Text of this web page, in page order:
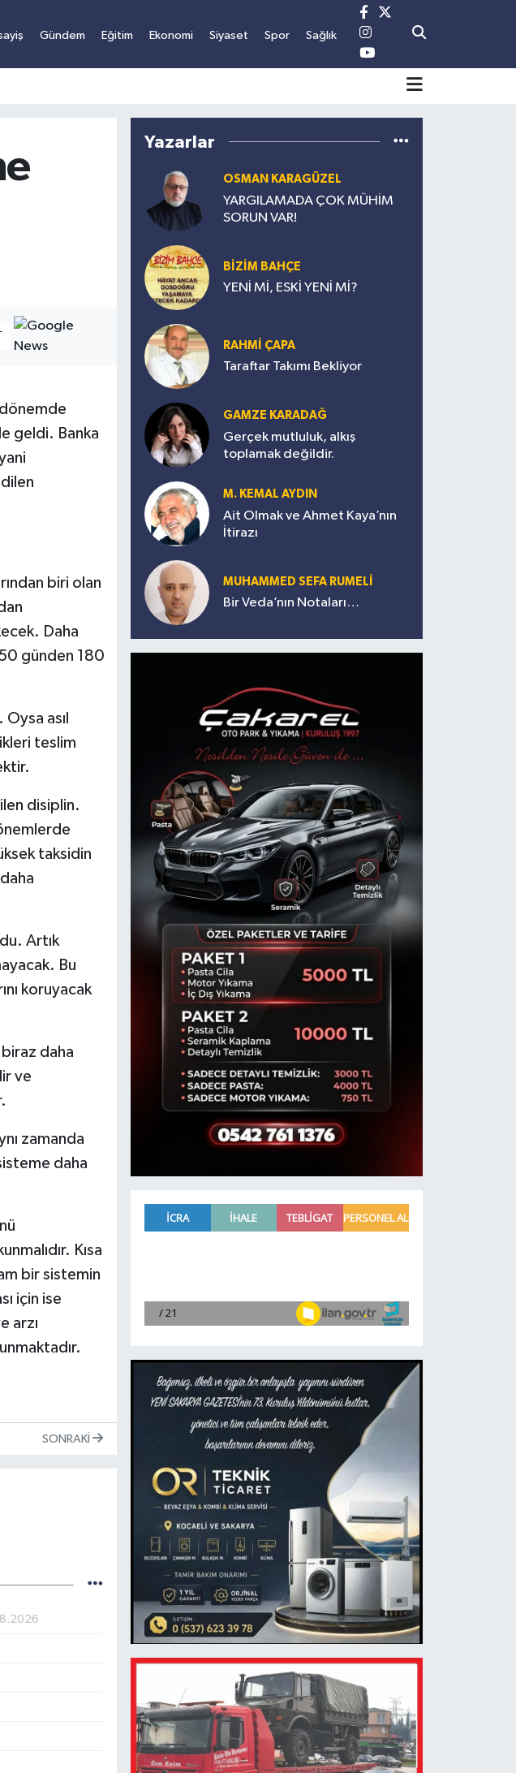
Gündem Eğitim Ekonomi Siyaset Spor Sağlık
geldi. Banka
biri olan
Daha
günden 180
asıl
teslim
disiplin.
taksidin
Artık
Bu
koruyacak
daha
ve
zamanda
daha
Kısa
bir sistemin
için ise
arzı
SONRAKI
Yazarlar
OSMAN KARAGÜZEL
YARGILAMADA ÇOK MÜHİM
SORUN VAR!
BİZİM BAHÇE
YENİ Mİ, ESKİ YENİ Mİ?
RAHMİ ÇAPA
Taraftar Takımı Bekliyor
GAMZE KARADAĞ
Gerçek mutluluk, alkış
toplamak değildir.
M. KEMAL AYDIN
Ait Olmak ve Ahmet Kaya’nın
İtirazı
MUHAMMED SEFA RUMELİ
Bir Veda’nın Notaları…